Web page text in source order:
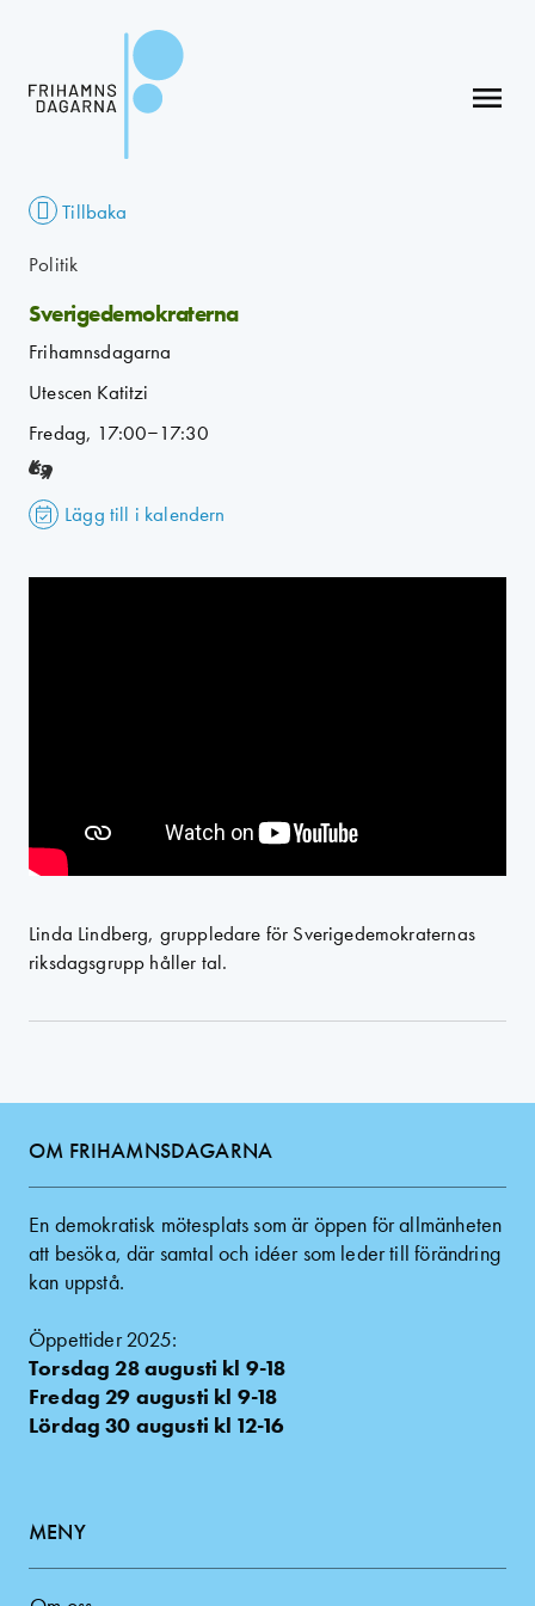
menu
Tillbaka
Politik
Sverigedemokraterna
Frihamnsdagarna
Utescen Katitzi
Fredag, 17:00–17:30
Lägg till i kalendern
Linda Lindberg, gruppledare för Sverigedemokraternas
riksdagsgrupp håller tal.
OM FRIHAMNSDAGARNA
En demokratisk mötesplats som är öppen för allmänheten
att besöka, där samtal och idéer som leder till förändring
kan uppstå.
Öppettider 2025:
Torsdag 28 augusti kl 9-18
Fredag 29 augusti kl 9-18
Lördag 30 augusti kl 12-16
MENY